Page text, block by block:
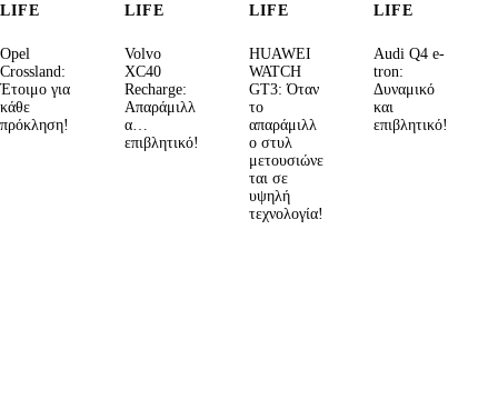
LIFE
Opel
Crossland:
Έτοιμο για
κάθε
πρόκληση!
LIFE
Volvo
XC40
Recharge:
Απαράμιλλ
α…
επιβλητικό!
LIFE
HUAWEI
WATCH
GT3: Όταν
το
απαράμιλλ
ο στυλ
μετουσιώνε
ται σε
υψηλή
τεχνολογία!
LIFE
Audi Q4 e-
tron:
Δυναμικό
και
επιβλητικό!